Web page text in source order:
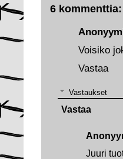
6 kommenttia:
Voisiko
Vastaa
Vastaukset
Juuri
Vastaa